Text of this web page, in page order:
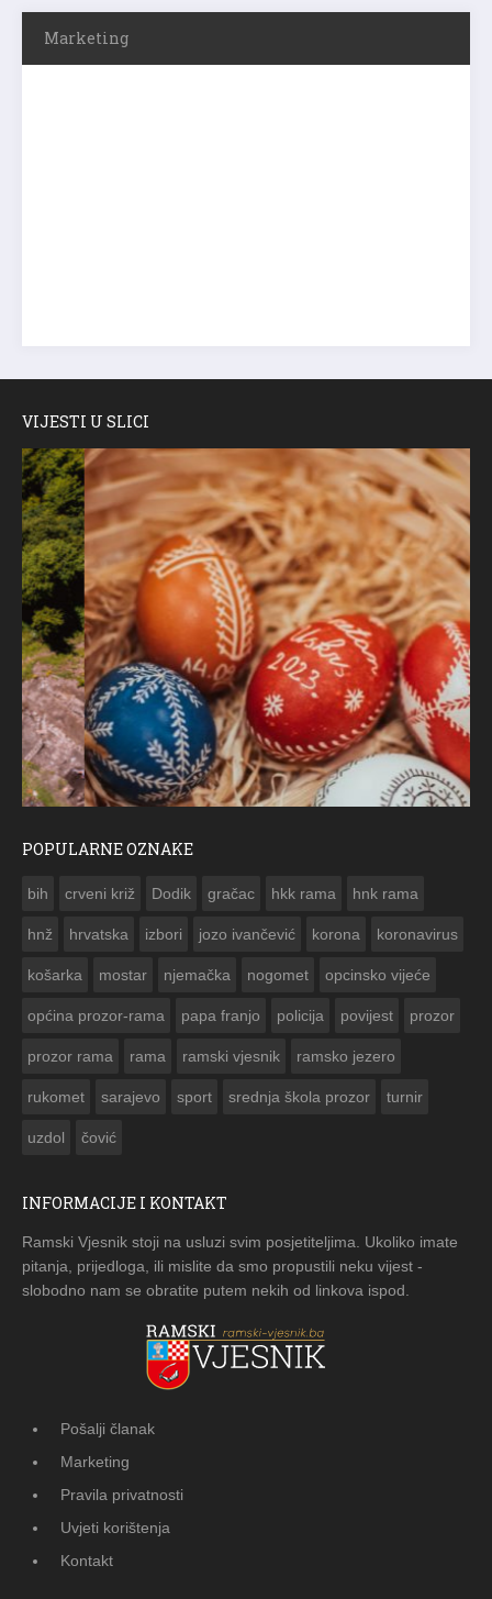
Marketing
VIJESTI U SLICI
POPULARNE OZNAKE
bih crveni križ Dodik gračac hkk rama hnk rama
hnž hrvatska izbori jozo ivančević korona koronavirus
košarka mostar njemačka nogomet opcinsko vijeće
općina prozor-rama papa franjo policija povijest prozor
prozor rama rama ramski vjesnik ramsko jezero
rukomet sarajevo sport srednja škola prozor turnir
uzdol čović
INFORMACIJE I KONTAKT
Ramski Vjesnik stoji na usluzi svim posjetiteljima. Ukoliko imate
pitanja, prijedloga, ili mislite da smo propustili neku vijest -
slobodno nam se obratite putem nekih od linkova ispod.
Pošalji članak
Marketing
Pravila privatnosti
Uvjeti korištenja
Kontakt